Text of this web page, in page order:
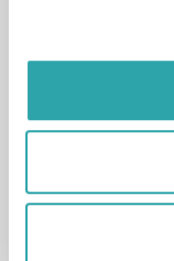
Katia S.